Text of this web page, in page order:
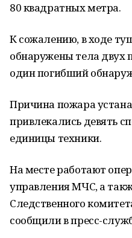
80 квадратных метра.
К сожалению, в ходе
обнаружены тела двух
один погибший
Причина пожара
привлекались девять
единицы техники.
На месте работают
управления МЧС, а
Следственного
сообщили в пресс-